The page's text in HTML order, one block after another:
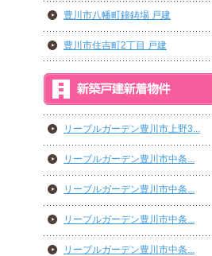
豊川市八幡町鐘鋳場 戸建
豊川市住吉町2丁目 戸建
リーブルガーデン豊川市上野3...
リーブルガーデン豊川市中条...
リーブルガーデン豊川市中条...
リーブルガーデン豊川市中条...
リーブルガーデン豊川市中条...